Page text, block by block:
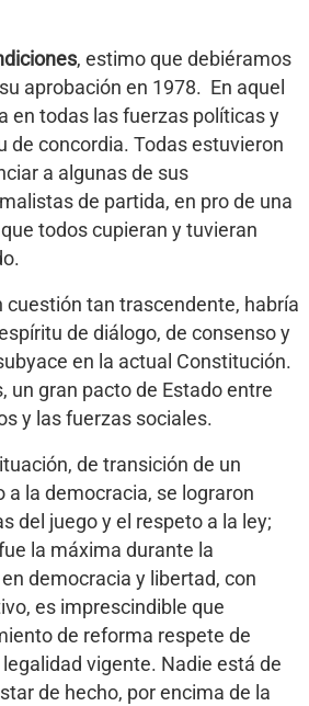
, estimo que debiéramos
aprobación en 1978. En aquel
en todas las fuerzas políticas y
de concordia. Todas estuvieron
a algunas de sus
de partida, en pro de una
todos cupieran y tuvieran
cuestión tan trascendente, habría
de diálogo, de consenso y
en la actual Constitución.
un gran pacto de Estado entre
y las fuerzas sociales.
de transición de un
la democracia, se lograron
del juego y el respeto a la ley;
fue la máxima durante la
democracia y libertad, con
es imprescindible que
de reforma respete de
vigente. Nadie está de
de hecho, por encima de la